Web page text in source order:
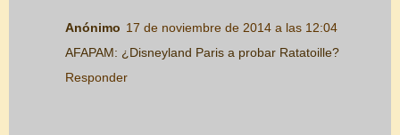
Anónimo 17 de noviembre de 2014 a las 12:04
AFAPAM: ¿Disneyland Paris a probar Ratatoille?
Responder